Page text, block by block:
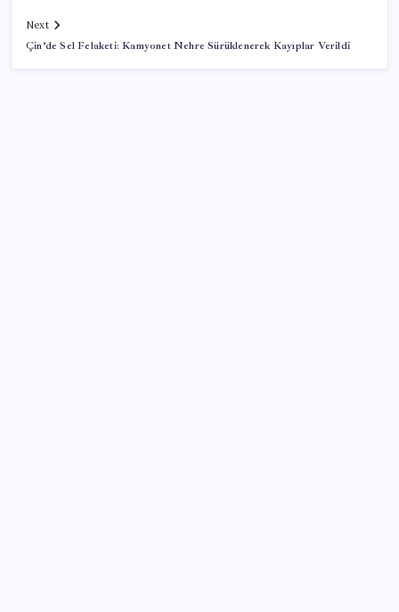
Next
Çin’de Sel Felaketi: Kamyonet Nehre Sürüklenerek Kayıplar Verildi